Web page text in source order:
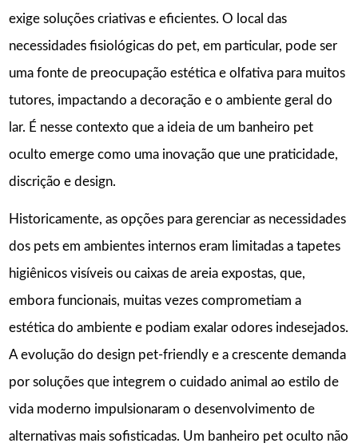
exige soluções criativas e eficientes. O local das
necessidades fisiológicas do pet, em particular, pode ser
uma fonte de preocupação estética e olfativa para muitos
tutores, impactando a decoração e o ambiente geral do
lar. É nesse contexto que a ideia de um banheiro pet
oculto emerge como uma inovação que une praticidade,
discrição e design.
Historicamente, as opções para gerenciar as necessidades
dos pets em ambientes internos eram limitadas a tapetes
higiênicos visíveis ou caixas de areia expostas, que,
embora funcionais, muitas vezes comprometiam a
estética do ambiente e podiam exalar odores indesejados.
A evolução do design pet-friendly e a crescente demanda
por soluções que integrem o cuidado animal ao estilo de
vida moderno impulsionaram o desenvolvimento de
alternativas mais sofisticadas. Um banheiro pet oculto não